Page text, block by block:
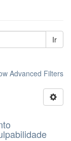
Ir
Advanced Filters